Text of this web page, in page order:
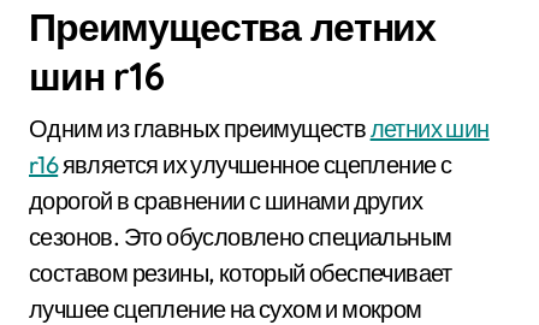
Преимущества летних
шин r16
Одним из главных преимуществлетних шин
r16является их улучшенное сцепление с
дорогой в сравнении с шинами других
сезонов. Это обусловлено специальным
составом резины, который обеспечивает
лучшее сцепление на сухом и мокром